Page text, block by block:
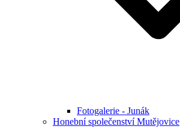
Fotogalerie - Junák
Honební společenství Mutějovice